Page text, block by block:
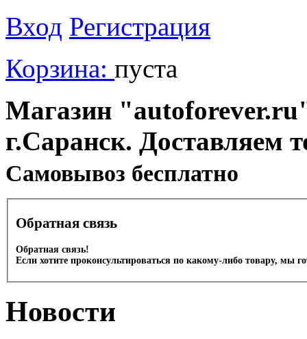
Вход Регистрация
Корзина: пуста
Магазин
г.Саранск. Доставляем
Cамовывоз бесплатно
Обратная связь
Обратная связь!
Если хотите проконсультироваться по какому-либо товару, мы
Новости